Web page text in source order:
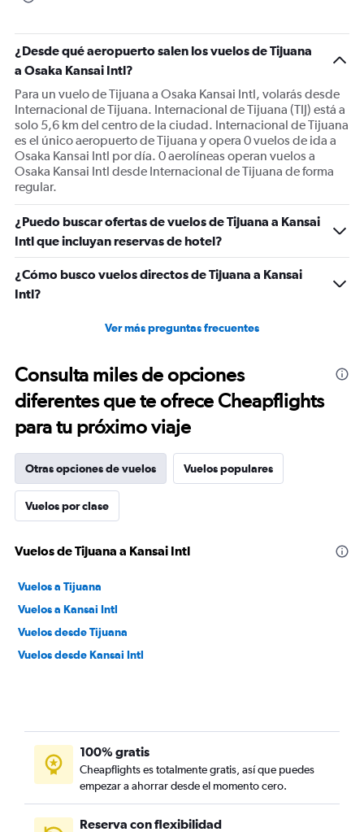
¿Desde qué aeropuerto salen los vuelos de Tijuana
a Osaka Kansai Intl?
Para un vuelo de Tijuana a Osaka Kansai Intl, volarás desde
Internacional de Tijuana. Internacional de Tijuana (TIJ) está a
solo 5,6 km del centro de la ciudad. Internacional de Tijuana
es el único aeropuerto de Tijuana y opera 0 vuelos de ida a
Osaka Kansai Intl por día. 0 aerolíneas operan vuelos a
Osaka Kansai Intl desde Internacional de Tijuana de forma
regular.
¿Puedo buscar ofertas de vuelos de Tijuana a Kansai
Intl que incluyan reservas de hotel?
¿Cómo busco vuelos directos de Tijuana a Kansai
Intl?
Ver más preguntas frecuentes
Consulta miles de opciones
diferentes que te ofrece Cheapflights
para tu próximo viaje
Otras opciones de vuelos Vuelos populares
Vuelos por clase
Vuelos de Tijuana a Kansai Intl
Vuelos a Tijuana
Vuelos a Kansai Intl
Vuelos desde Tijuana
Vuelos desde Kansai Intl
100% gratis
Cheapflights es totalmente gratis, así que puedes
empezar a ahorrar desde el momento cero.
Reserva con flexibilidad